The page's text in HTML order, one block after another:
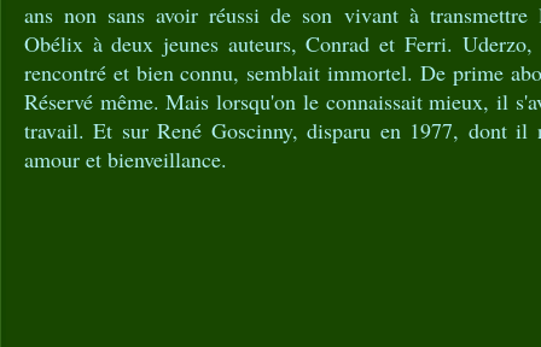
ans non sans avoir réussi de son vivant à
Obélix à deux jeunes auteurs, Conrad et Ferri.
rencontré et bien connu, semblait immortel. De prime
Réservé même. Mais lorsqu'on le connaissait mieux, il
travail. Et sur René Goscinny, disparu en 1977, dont il
amour et bienveillance.